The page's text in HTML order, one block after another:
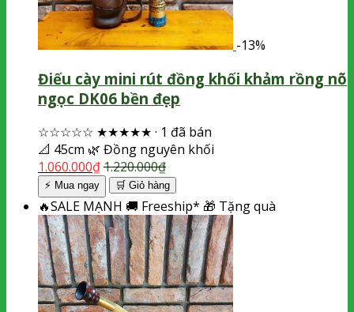
-13%
Điếu cày mini rút đồng khối khảm rồng nõ
ngọc DK06 bền đẹp
☆☆☆☆☆ ★★★★★ · 1 đã bán
📐 45cm 🌿 Đồng nguyên khối
1.060.000₫1.220.000₫
⚡ Mua ngay 🛒 Giỏ hàng
🔥SALE MẠNH 🚚 Freeship* 🎁 Tặng quà